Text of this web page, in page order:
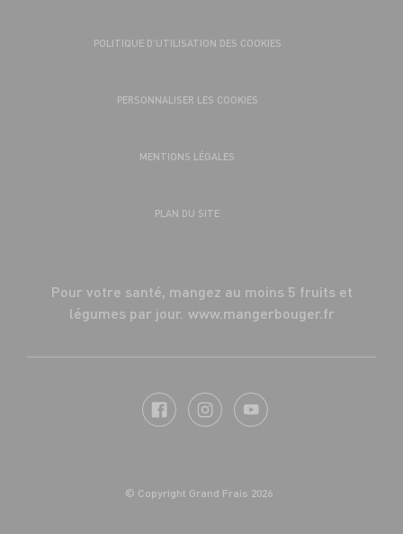
POLITIQUE D’UTILISATION DES COOKIES
PERSONNALISER LES COOKIES
MENTIONS LÉGALES
PLAN DU SITE
Pour votre santé, mangez au moins 5 fruits et
légumes par jour. www.mangerbouger.fr
© Copyright Grand Frais 2026